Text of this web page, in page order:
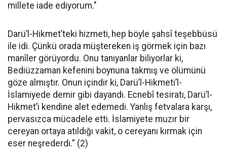
millete iade ediyorum."
Darü’l-Hikmet’teki hizmeti, hep böyle şahsî teşebbüsü
ile idi. Çünkü orada müştereken iş görmek için bazı
manîler görüyordu. Onu tanıyanlar biliyorlar ki,
Bediüzzaman kefenini boynuna takmış ve ölümünü
göze almıştır. Onun içindir ki, Darü’l-Hikmeti’l-
İslamiyede demir gibi dayandı. Ecnebî tesiratı, Darü’l-
Hikmet’i kendine alet edemedi. Yanlış fetvalara karşı,
pervasızca mücadele etti. İslamiyete muzır bir
cereyan ortaya atıldığı vakit, o cereyanı kırmak için
eser neşrederdi.” (2)